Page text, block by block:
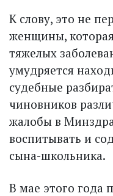
К слову, это не
женщины,
тяжелых
умудряется
судебные
чиновников
жалобы в
воспитывать и
сына-школьника.
В мае этого года